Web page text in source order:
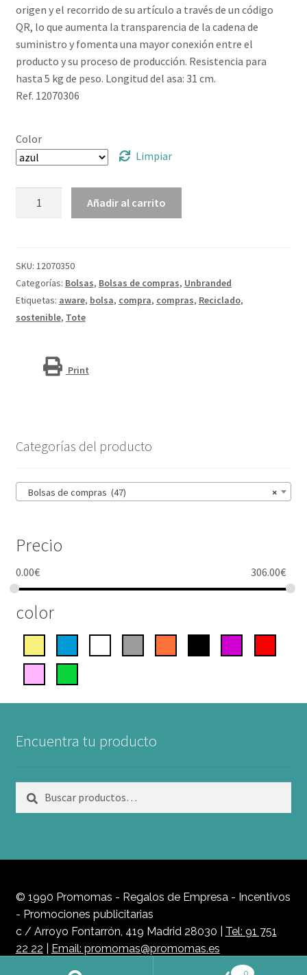
origen y el recorrido de su artículo a través de un código
QR, lo que aumenta la transparencia de la cadena de
suministro y fomenta una mayor conexión entre el
producto y su proceso de producción. Resistencia para
hasta 5 kg de peso. Longitud del asa: 31 cm.
Ref. 12070306
Color
Limpiar
Aware™
"Pheebs"
cantidad
Añadir al carrito
SKU: 12070350
Categorías: Bolsas, Bolsas de compras, Unbranded
Etiquetas: aware, bolsa, compra, compras, Reciclado,
sostenible, Tote
Print
Categorías del producto
×
Bolsas de compras (47)
Precio
0.00€ 306.00€
color
Encuentra tu producto
Buscar
Buscar
© 1990 Promomas - Regalos de Empresa - Incentivos
- Promociones publicitarias
c / Arroyo Fontarrón, 419 Madrid 28030 | Tel: 91 751
22 22
Email: promomas@promomas.es
0